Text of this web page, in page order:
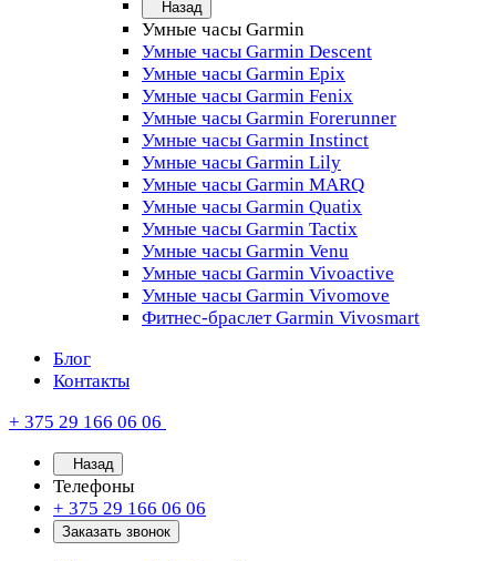
Назад
Умные часы Garmin
Умные часы Garmin Descent
Умные часы Garmin Epix
Умные часы Garmin Fenix
Умные часы Garmin Forerunner
Умные часы Garmin Instinct
Умные часы Garmin Lily
Умные часы Garmin MARQ
Умные часы Garmin Quatix
Умные часы Garmin Tactix
Умные часы Garmin Venu
Умные часы Garmin Vivoactive
Умные часы Garmin Vivomove
Фитнес-браслет Garmin Vivosmart
Блог
Контакты
+ 375 29 166 06 06
Назад
Телефоны
+ 375 29 166 06 06
Заказать звонок